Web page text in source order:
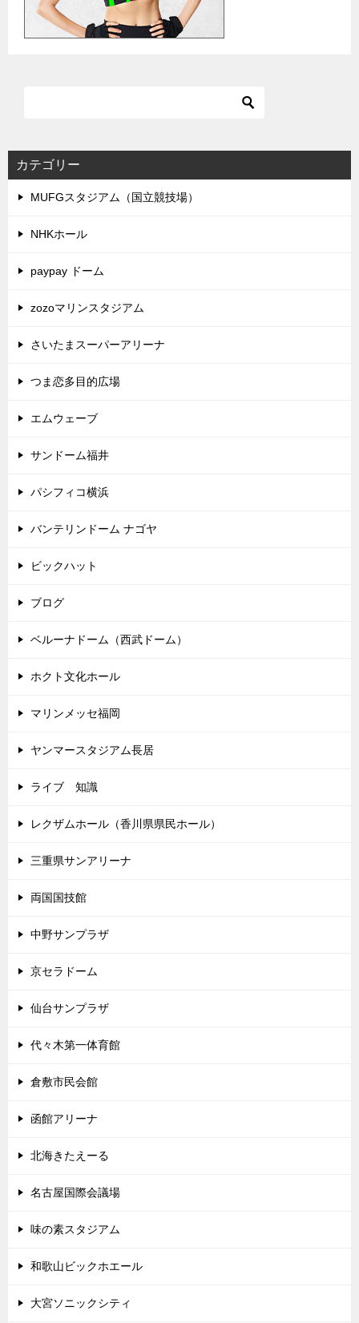
カテゴリー
MUFGスタジアム（国立競技場）
NHKホール
paypay ドーム
zozoマリンスタジアム
さいたまスーパーアリーナ
つま恋多目的広場
エムウェーブ
サンドーム福井
パシフィコ横浜
バンテリンドーム ナゴヤ
ビックハット
ブログ
ベルーナドーム（西武ドーム）
ホクト文化ホール
マリンメッセ福岡
ヤンマースタジアム長居
ライブ 知識
レクザムホール（香川県県民ホール）
三重県サンアリーナ
両国国技館
中野サンプラザ
京セラドーム
仙台サンプラザ
代々木第一体育館
倉敷市民会館
函館アリーナ
北海きたえーる
名古屋国際会議場
味の素スタジアム
和歌山ビックホエール
大宮ソニックシティ